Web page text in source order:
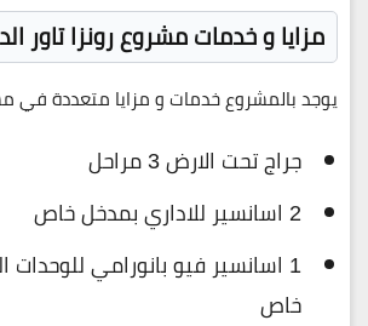
مزايا و خدمات مشروع رونزا تاور
يوجد بالمشروع خدمات و مزايا متعددة في
جراج تحت الارض 3 مراحل
2 اسانسير للاداري بمدخل خاص
1 اسانسير فيو بانورامي
خاص